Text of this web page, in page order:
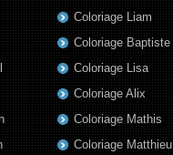
Coloriage Liam
Coloriage Baptiste
Coloriage Lisa
Coloriage Alix
Coloriage Mathis
Coloriage Matthieu